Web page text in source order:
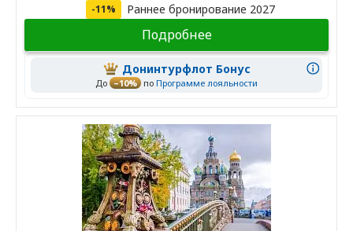
-11% Раннее бронирование 2027
Подробнее
Донинтурфлот Бонус
До –10% по Программе лояльности